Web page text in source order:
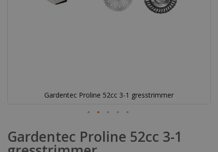
Gardentec Proline 52cc 3-1 gresstrimmer
til
begynnelsen
av
Gardentec Proline 52cc 3-1